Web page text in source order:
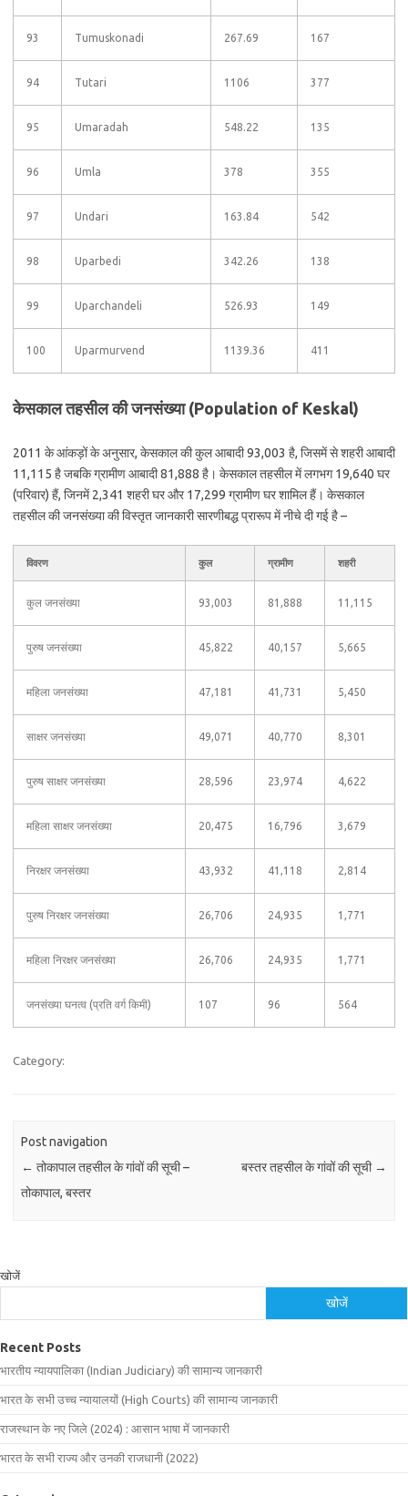
93 Tumuskonadi 267.69 167
94 Tutari 1106 377
95 Umaradah 548.22 135
96 Umla 378 355
97 Undari 163.84 542
98 Uparbedi 342.26 138
99 Uparchandeli 526.93 149
100 Uparmurvend 1139.36 411
केसकाल तहसील की जनसंख्या (Population of Keskal)
2011 के आंकड़ों के अनुसार, केसकाल की कुल आबादी 93,003 है, जिसमें से शहरी आबादी
11,115 है जबकि ग्रामीण आबादी 81,888 है। केसकाल तहसील में लगभग 19,640 घर
(परिवार) हैं, जिनमें 2,341 शहरी घर और 17,299 ग्रामीण घर शामिल हैं। केसकाल
तहसील की जनसंख्या की विस्तृत जानकारी सारणीबद्ध प्रारूप में नीचे दी गई है –
विवरण कुल ग्रामीण शहरी
कुल जनसंख्या 93,003 81,888 11,115
पुरुष जनसंख्या 45,822 40,157 5,665
महिला जनसंख्या 47,181 41,731 5,450
साक्षर जनसंख्या 49,071 40,770 8,301
पुरुष साक्षर जनसंख्या 28,596 23,974 4,622
महिला साक्षर जनसंख्या 20,475 16,796 3,679
निरक्षर जनसंख्या 43,932 41,118 2,814
पुरुष निरक्षर जनसंख्या 26,706 24,935 1,771
महिला निरक्षर जनसंख्या 26,706 24,935 1,771
जनसंख्या घनत्व (प्रति वर्ग किमी) 107 96 564
Category:
Post navigation
← तोकापाल तहसील के गांवों की सूची –
तोकापाल, बस्तर
बस्तर तहसील के गांवों की सूची →
खोजें
खोजें
Recent Posts
भारतीय न्यायपालिका (Indian Judiciary) की सामान्य जानकारी
भारत के सभी उच्च न्यायालयों (High Courts) की सामान्य जानकारी
राजस्थान के नए जिले (2024) : आसान भाषा में जानकारी
भारत के सभी राज्य और उनकी राजधानी (2022)